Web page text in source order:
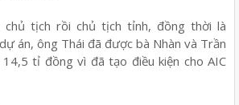
tịch rồi chủ tịch tỉnh, đồng thời là
án, ông Thái đã được bà Nhàn và Trần
14,5 tỉ đồng vì đã tạo điều kiện cho AIC